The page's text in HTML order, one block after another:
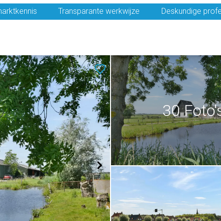
Transparante werkwijze Deskundige
30